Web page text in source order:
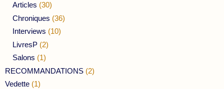
Articles (30)
Chroniques (36)
Interviews (10)
LivresP (2)
Salons (1)
RECOMMANDATIONS (2)
Vedette (1)